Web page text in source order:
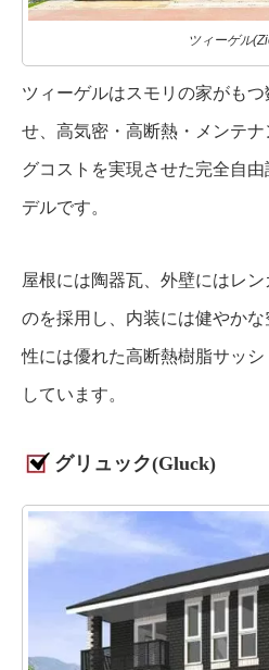
ツィーゲル
ツィーゲルはスモリの家がも
せ、高気密・高断熱・メンテ
グコストを実現させた完全自
デルです。
屋根には陶器瓦、外壁にはレ
のを採用し、内装には健やか
性には優れた高断熱樹脂サッ
しています。
グリュック(Gluck)